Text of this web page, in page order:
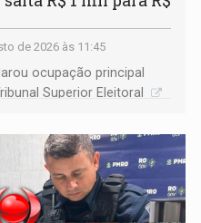
de 2026 às 11:45
ocupação principal
Superior Eleitoral